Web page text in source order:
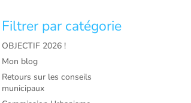
Filtrer par catégorie
OBJECTIF 2026 !
Mon blog
Retours sur les conseils
municipaux